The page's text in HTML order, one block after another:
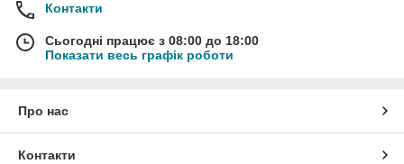
Контакти
Сьогодні працює з 08:00 до 18:00
Показати весь графік роботи
Про нас
Контакти